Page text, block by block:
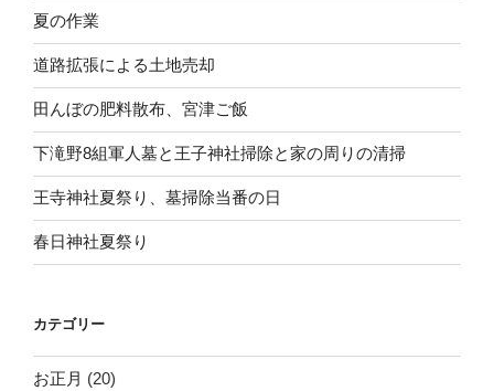
夏の作業
道路拡張による土地売却
田んぼの肥料散布、宮津ご飯
下滝野8組軍人墓と王子神社掃除と家の周りの清掃
王寺神社夏祭り、墓掃除当番の日
春日神社夏祭り
カテゴリー
お正月 (20)